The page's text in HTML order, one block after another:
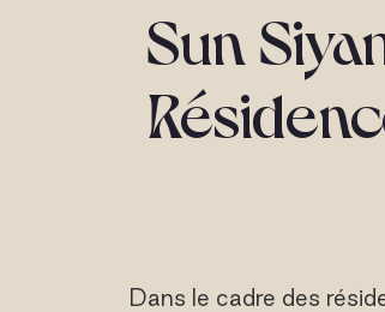
Sun
Dans le cadre des